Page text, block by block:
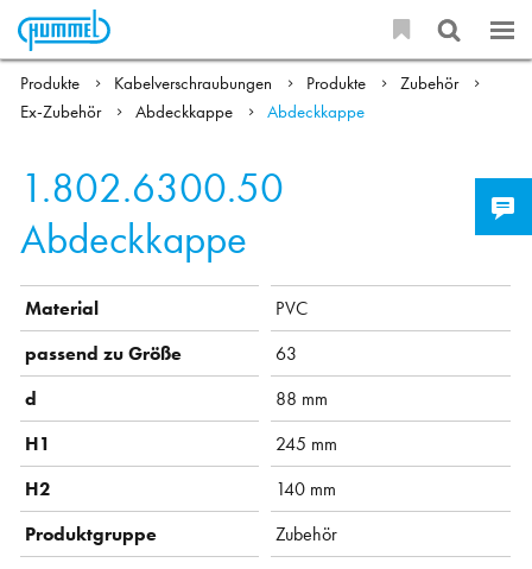
Produkte Kabelverschraubungen Produkte
Zubehör
Ex-Zubehör
Abdeckkappe Abdeckkappe
1.802.6300.50
Abdeckkappe
Material
PVC
passend zu Größe
63
d
88 mm
H1
245 mm
H2
140 mm
Produktgruppe
Zubehör